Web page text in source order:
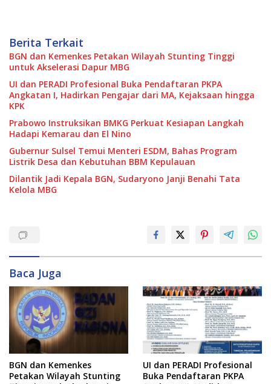
Berita Terkait
BGN dan Kemenkes Petakan Wilayah Stunting Tinggi
untuk Akselerasi Dapur MBG
UI dan PERADI Profesional Buka Pendaftaran PKPA
Angkatan I, Hadirkan Pengajar dari MA, Kejaksaan hingga
KPK
Prabowo Instruksikan BMKG Perkuat Kesiapan Langkah
Hadapi Kemarau dan El Nino
Gubernur Sulsel Temui Menteri ESDM, Bahas Program
Listrik Desa dan Kebutuhan BBM Kepulauan
Dilantik Jadi Kepala BGN, Sudaryono Janji Benahi Tata
Kelola MBG
Baca Juga
BGN dan Kemenkes
Petakan Wilayah Stunting
UI dan PERADI Profesional
Buka Pendaftaran PKPA